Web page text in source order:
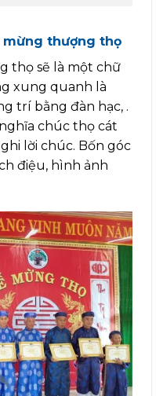
thượng thọ
thọ sẽ là một chữ
xung quanh là
trí bằng đàn hạc, .
chúc thọ cát
lời chúc. Bốn góc
điệu, hình ảnh